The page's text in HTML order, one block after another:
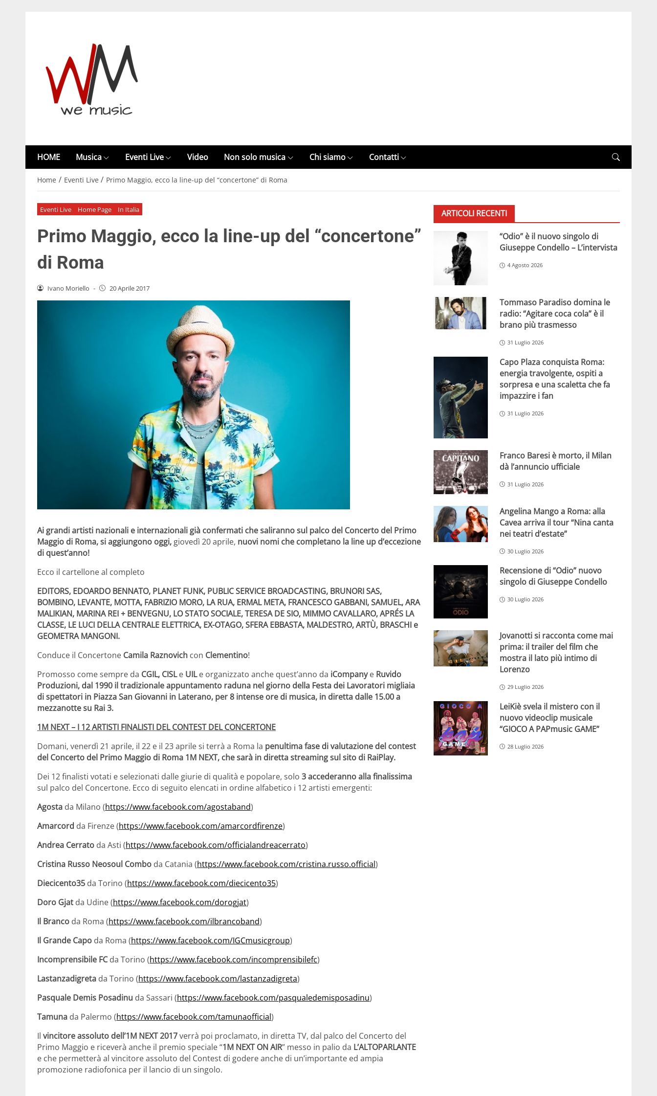
HOME Musica Eventi Live Video Non solo musica Chi siamo Contatti
Home / Eventi Live / Primo Maggio, ecco la line-up del “concertone” di Roma
Eventi Live Home Page In Italia
Primo Maggio, ecco la line-up del “concertone”
di Roma
Ivano Moriello - 20 Aprile 2017
Ai grandi artisti nazionali e internazionali già confermati che saliranno sul palco del Concerto del Primo
Maggio di Roma, si aggiungono oggi, giovedì 20 aprile, nuovi nomi che completano la line up d’eccezione
di quest’anno!
Ecco il cartellone al completo
EDITORS, EDOARDO BENNATO, PLANET FUNK, PUBLIC SERVICE BROADCASTING, BRUNORI SAS,
BOMBINO, LEVANTE, MOTTA, FABRIZIO MORO, LA RUA, ERMAL META, FRANCESCO GABBANI, SAMUEL, ARA
MALIKIAN, MARINA REI + BENVEGNU, LO STATO SOCIALE, TERESA DE SIO, MIMMO CAVALLARO, APRÉS LA
CLASSE, LE LUCI DELLA CENTRALE ELETTRICA, EX-OTAGO, SFERA EBBASTA, MALDESTRO, ARTÙ, BRASCHI e
GEOMETRA MANGONI.
Conduce il Concertone Camila Raznovich con Clementino!
Promosso come sempre da CGIL, CISLe UILe organizzato anche quest’anno da iCompanye Ruvido
Produzioni, dal 1990 il tradizionale appuntamento raduna nel giorno della Festa dei Lavoratori migliaia
di spettatori in Piazza San Giovanni in Laterano, per 8 intense ore di musica, in diretta dalle 15.00 a
mezzanotte su Rai 3.
1M NEXT – I 12 ARTISTI FINALISTI DEL CONTEST DEL CONCERTONE
Domani, venerdì 21 aprile, il 22 e il 23 aprile si terrà a Roma la penultima fase di valutazione del contest
del Concerto del Primo Maggio di Roma 1M NEXT, che sarà in diretta streaming sul sito di RaiPlay.
Dei 12 finalisti votati e selezionati dalle giurie di qualità e popolare, solo 3 accederanno alla finalissima
sul palco del Concertone. Ecco di seguito elencati in ordine alfabetico i 12 artisti emergenti:
Agosta da Milano (https://www.facebook.com/agostaband)
Amarcord da Firenze (https://www.facebook.com/amarcordfirenze)
Andrea Cerrato da Asti (https://www.facebook.com/officialandreacerrato)
Cristina Russo Neosoul Combo da Catania (https://www.facebook.com/cristina.russo.official)
Diecicento35 da Torino (https://www.facebook.com/diecicento35)
Doro Gjat da Udine (https://www.facebook.com/dorogjat)
Il Branco da Roma (https://www.facebook.com/ilbrancoband)
Il Grande Capo da Roma (https://www.facebook.com/IGCmusicgroup)
Incomprensibile FCda Torino (https://www.facebook.com/incomprensibilefc)
Lastanzadigreta da Torino (https://www.facebook.com/lastanzadigreta)
Pasquale Demis Posadinu da Sassari (https://www.facebook.com/pasqualedemisposadinu)
Tamuna da Palermo (https://www.facebook.com/tamunaofficial)
Il vincitore assoluto dell’1M NEXT 2017verrà poi proclamato, in diretta TV, dal palco del Concerto del
Primo Maggio e riceverà anche il premio speciale “1M NEXT ON AIR” messo in palio da L’ALTOPARLANTE
e che permetterà al vincitore assoluto del Contest di godere anche di un’importante ed ampia
promozione radiofonica per il lancio di un singolo.
ARTICOLI RECENTI
“Odio” è il nuovo singolo di
Giuseppe Condello – L’intervista
4 Agosto 2026
Tommaso Paradiso domina le
radio: “Agitare coca cola” è il
brano più trasmesso
31 Luglio 2026
Capo Plaza conquista Roma:
energia travolgente, ospiti a
sorpresa e una scaletta che fa
impazzire i fan
31 Luglio 2026
Franco Baresi è morto, il Milan
dà l’annuncio ufficiale
31 Luglio 2026
Angelina Mango a Roma: alla
Cavea arriva il tour “Nina canta
nei teatri d’estate”
30 Luglio 2026
Recensione di “Odio” nuovo
singolo di Giuseppe Condello
30 Luglio 2026
Jovanotti si racconta come mai
prima: il trailer del film che
mostra il lato più intimo di
Lorenzo
29 Luglio 2026
LeiKiè svela il mistero con il
nuovo videoclip musicale
“GIOCO A PAPmusic GAME”
28 Luglio 2026